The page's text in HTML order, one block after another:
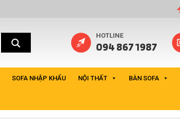
HOTLINE
094 867 1987
SOFA NHẬP KHẨU NỘI THẤT BÀN SOFA